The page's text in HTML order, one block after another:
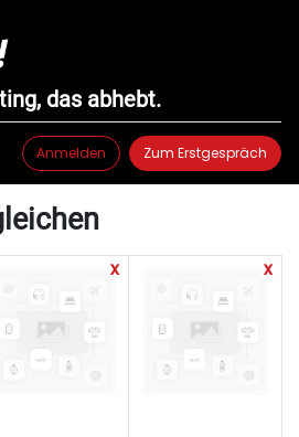
das abhebt.
Anmelden Zum Erstgespräch
x x